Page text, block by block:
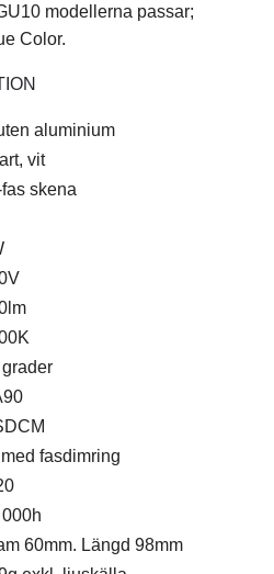
modellerna passar;
Color.
aluminium
vit
fas skena
fasdimring
60mm. Längd 98mm